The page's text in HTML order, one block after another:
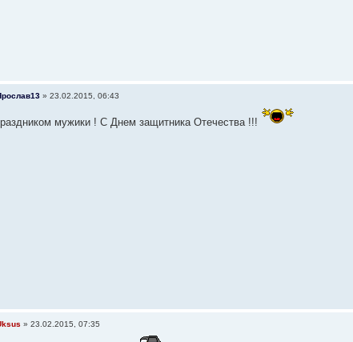
» 23.02.2015, 06:43
мужики ! С Днем защитника Отечества !!!
» 23.02.2015, 07:35